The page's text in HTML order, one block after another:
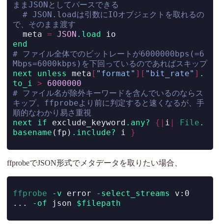
ままJSONとしてパースできる
# JSON.loadは引数にIOオブジェクトを取れるの
で、そのまま渡す
  meta
= JSON .load io
end
# ファイル全体でのビットレートが6000000bps(=6
Mbps=6000kbps)を下回っているのであればスキップ
next
unless meta [ "format" ][ "bit_rate" ] .
to_i >
6000000
# ファイル名が除外キーワードを含んでいるのならス
キップ。ffprobeより前に判定すると速くなるが、手
順的なわかり易さ重視
next
if exclude_keyword .any? {| i | File .
basename (fp) .include? i }
ffprobeでJSON形式でメタデータを取りたい場合、
ffprobe -v error -select_streams v:0
...
-of json $filepath